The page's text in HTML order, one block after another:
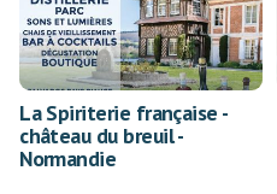
La Spiriterie française -
château du breuil -
Normandie